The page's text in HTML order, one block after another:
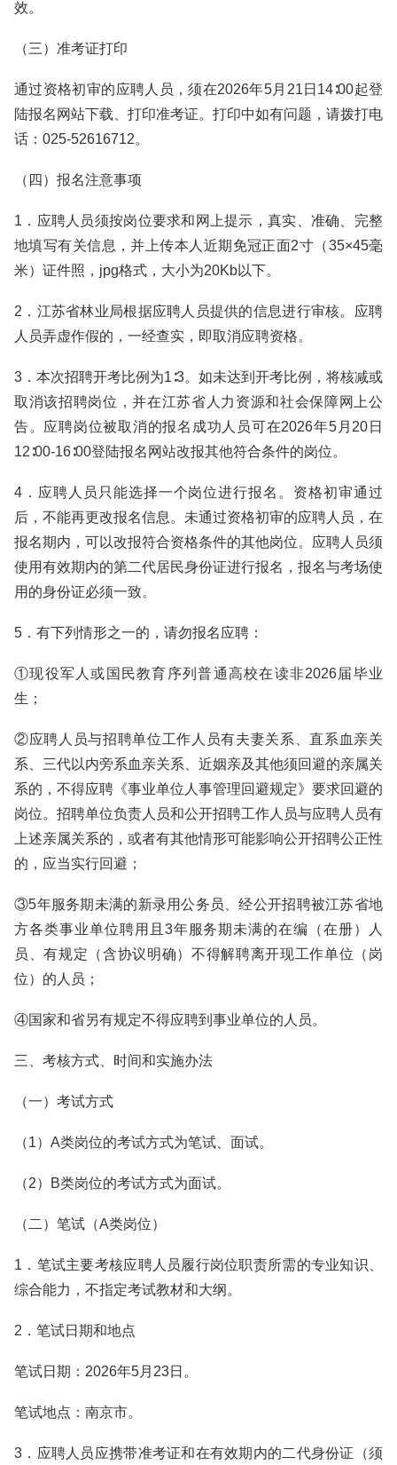
效。
（三）准考证打印
通过资格初审的应聘人员，须在2026年5月21日14∶00起登
陆报名网站下载、打印准考证。打印中如有问题，请拨打电
话：025-52616712。
（四）报名注意事项
1．应聘人员须按岗位要求和网上提示，真实、准确、完整
地填写有关信息，并上传本人近期免冠正面2寸（35×45毫
米）证件照，jpg格式，大小为20Kb以下。
2．江苏省林业局根据应聘人员提供的信息进行审核。应聘
人员弄虚作假的，一经查实，即取消应聘资格。
3．本次招聘开考比例为1∶3。如未达到开考比例，将核减或
取消该招聘岗位，并在江苏省人力资源和社会保障网上公
告。应聘岗位被取消的报名成功人员可在2026年5月20日
12∶00-16∶00登陆报名网站改报其他符合条件的岗位。
4．应聘人员只能选择一个岗位进行报名。资格初审通过
后，不能再更改报名信息。未通过资格初审的应聘人员，在
报名期内，可以改报符合资格条件的其他岗位。应聘人员须
使用有效期内的第二代居民身份证进行报名，报名与考场使
用的身份证必须一致。
5．有下列情形之一的，请勿报名应聘：
①现役军人或国民教育序列普通高校在读非2026届毕业
生；
②应聘人员与招聘单位工作人员有夫妻关系、直系血亲关
系、三代以内旁系血亲关系、近姻亲及其他须回避的亲属关
系的，不得应聘《事业单位人事管理回避规定》要求回避的
岗位。招聘单位负责人员和公开招聘工作人员与应聘人员有
上述亲属关系的，或者有其他情形可能影响公开招聘公正性
的，应当实行回避；
③5年服务期未满的新录用公务员、经公开招聘被江苏省地
方各类事业单位聘用且3年服务期未满的在编（在册）人
员、有规定（含协议明确）不得解聘离开现工作单位（岗
位）的人员；
④国家和省另有规定不得应聘到事业单位的人员。
三、考核方式、时间和实施办法
（一）考试方式
（1）A类岗位的考试方式为笔试、面试。
（2）B类岗位的考试方式为面试。
（二）笔试（A类岗位）
1．笔试主要考核应聘人员履行岗位职责所需的专业知识、
综合能力，不指定考试教材和大纲。
2．笔试日期和地点
笔试日期：2026年5月23日。
笔试地点：南京市。
3．应聘人员应携带准考证和在有效期内的二代身份证（须